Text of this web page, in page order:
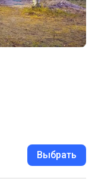
Выбрать